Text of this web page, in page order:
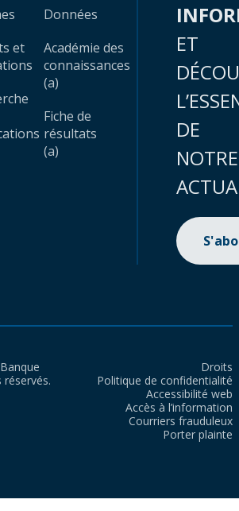
et
Données
Académie des
connaissances
(a)
Fiche de
résultats
(a)
ET
DE
NOTRE
Droits
Politique de confidentialité
Accessibilité web
Accès à l’information
Courriers frauduleux
Porter plainte